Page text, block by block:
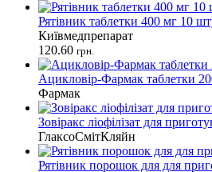
Рятівник таблетки 400 мг 10
Київмедпрепарат
120.60 грн.
Ацикловір-Фармак таблетки
Фармак
Зовіракс ліофілізат для
ГлаксоСмітКляйн
Рятівник порошок для для